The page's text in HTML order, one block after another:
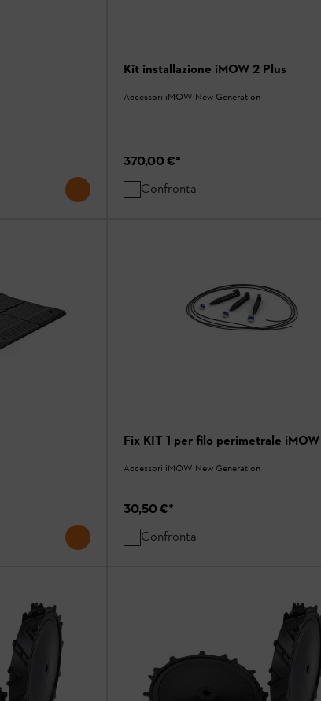
Kit installazione iMOW 2 Plus
Accessori iMOW New Generation
370,00 €*
Confronta
Fix KIT 1 per filo perimetrale iMOW
Accessori iMOW New Generation
30,50 €*
Confronta